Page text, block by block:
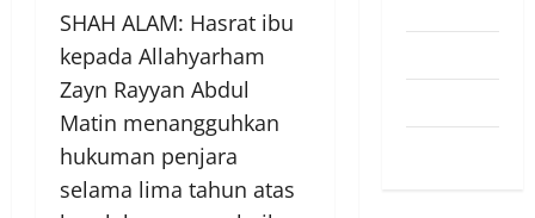
SHAH ALAM: Hasrat ibu
kepada Allahyarham
Zayn Rayyan Abdul
Matin menangguhkan
hukuman penjara
selama lima tahun atas